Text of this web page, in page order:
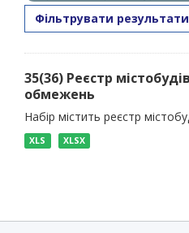
Фільтрувати результати
35(36) Реєстр
обмежень
Набір містить реєстр
XLS XLSX